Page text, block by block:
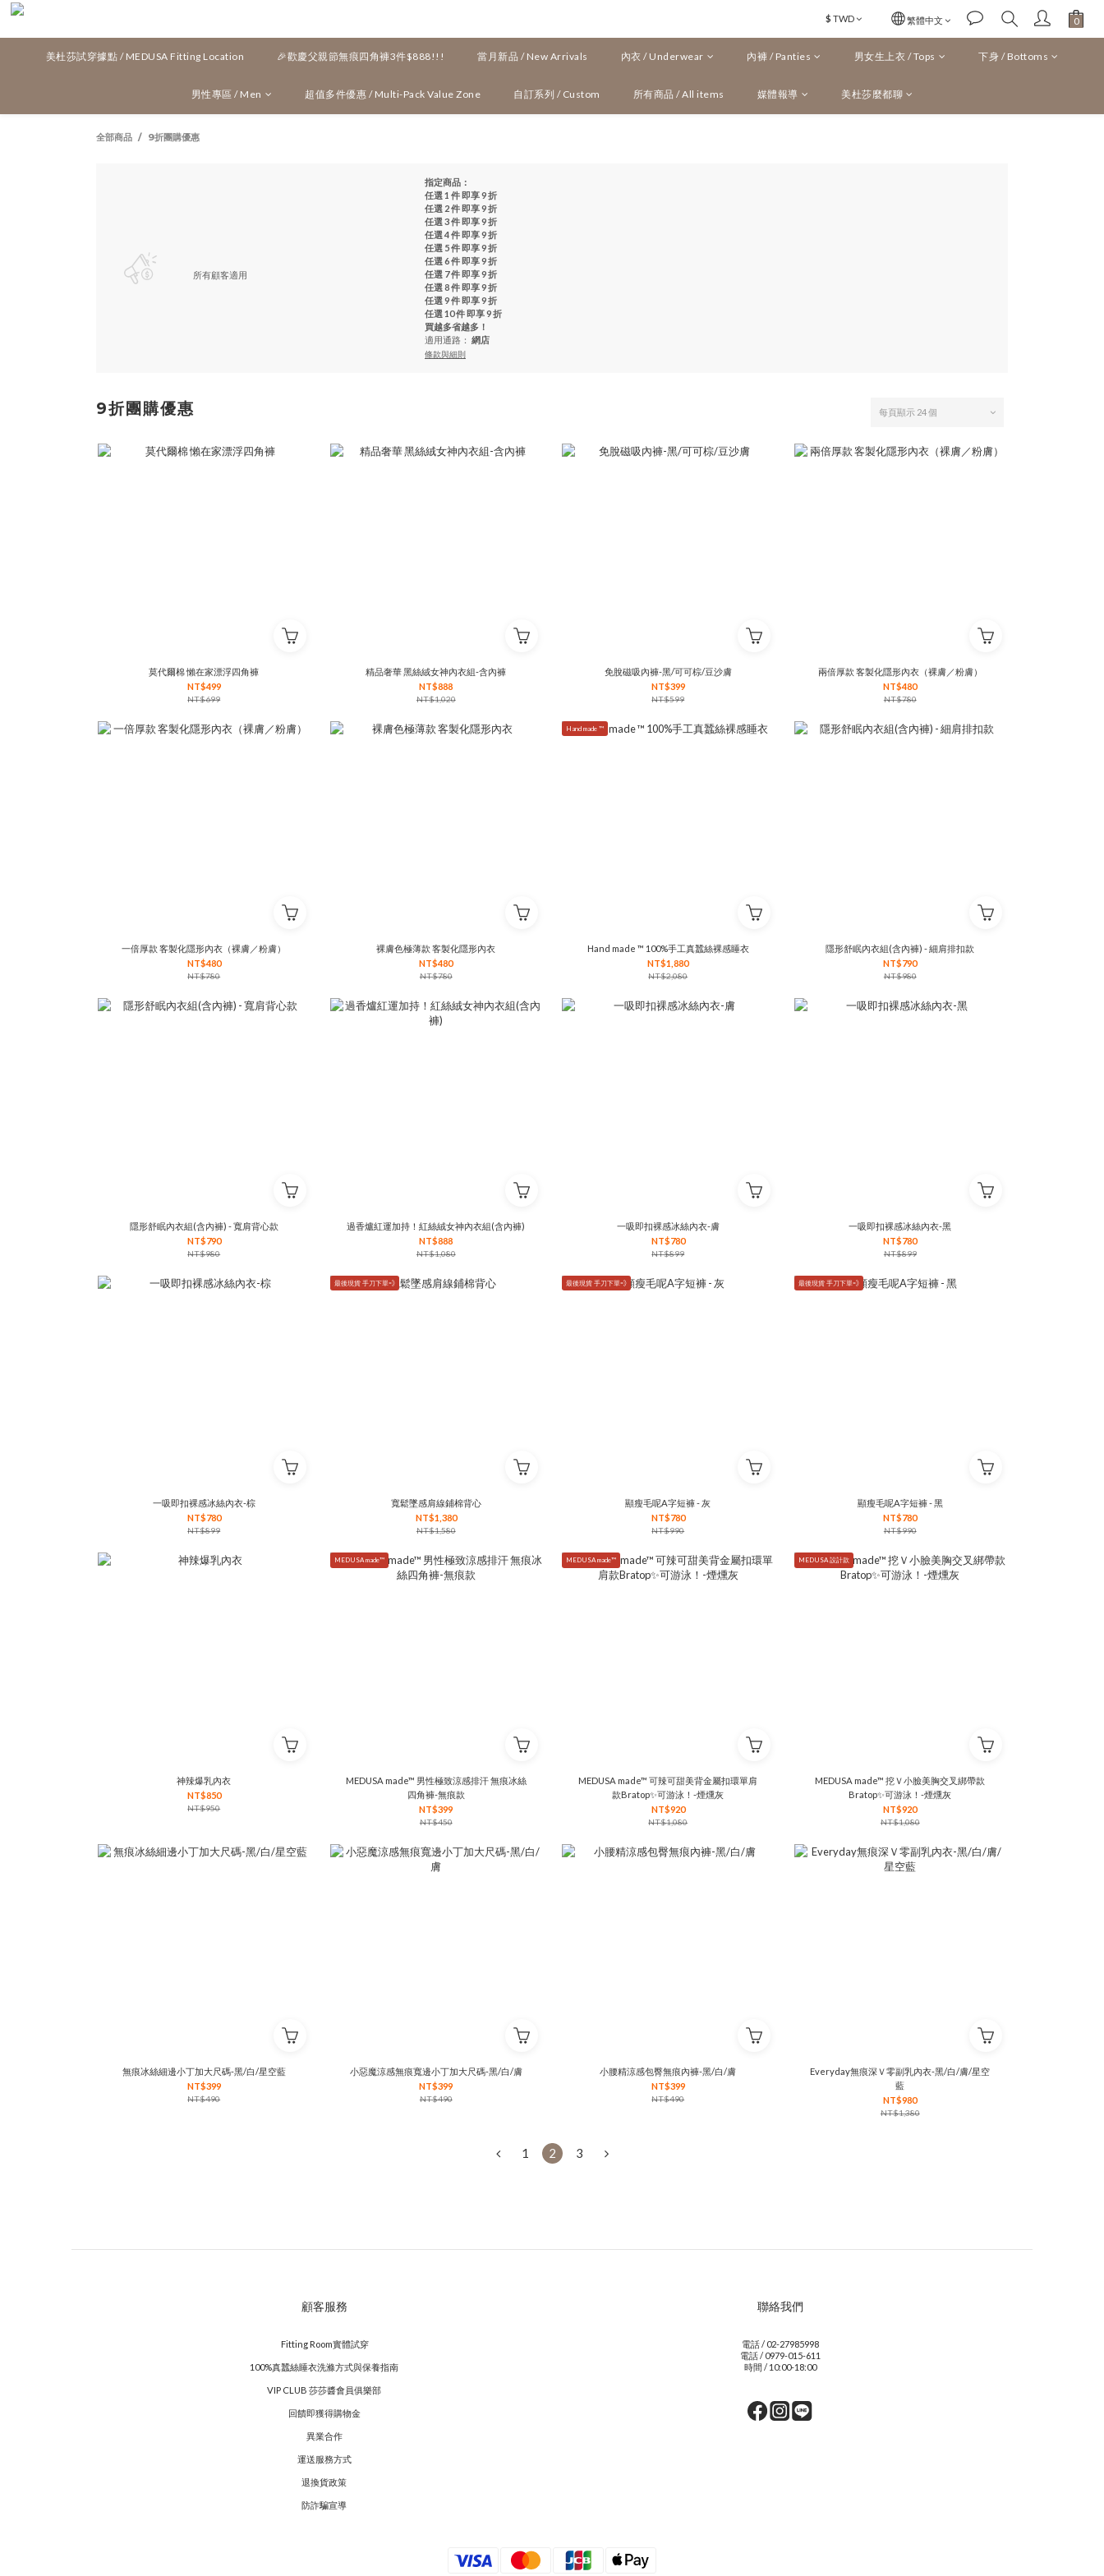
$ TWD 繁體中文
美杜莎試穿據點 / MEDUSA Fitting Location 🎉歡慶父親節無痕四角褲3件$888!!! 當月新品 / New Arrivals 內衣 / Underwear 內褲 / Panties 男女生上衣 / Tops 下身 / Bottoms
男性專區 / Men 超值多件優惠 / Multi-Pack Value Zone 自訂系列 / Custom 所有商品 / All items 媒體報導 美杜莎麼都聊
全部商品 9折團購優惠
所有顧客適用
指定商品：
任選 1 件 即享 9 折
任選 2 件 即享 9 折
任選 3 件 即享 9 折
任選 4 件 即享 9 折
任選 5 件 即享 9 折
任選 6 件 即享 9 折
任選 7 件 即享 9 折
任選 8 件 即享 9 折
任選 9 件 即享 9 折
任選 10 件 即享 9 折
買越多省越多！
適用通路： 網店
條款與細則
9折團購優惠 每頁顯示 24 個
莫代爾棉 懶在家漂浮四角褲
NT$499
NT$699
精品奢華 黑絲絨女神內衣組-含內褲
NT$888
NT$1,020
免脫磁吸內褲-黑/可可棕/豆沙膚
NT$399
NT$599
兩倍厚款 客製化隱形內衣（裸膚／粉膚）
NT$480
NT$780
一倍厚款 客製化隱形內衣（裸膚／粉膚）
NT$480
NT$780
裸膚色極薄款 客製化隱形內衣
NT$480
NT$780
Hand made ™
Hand made ™ 100%手工真蠶絲裸感睡衣
NT$1,880
NT$2,080
隱形舒眠內衣組(含內褲) - 細肩排扣款
NT$790
NT$980
隱形舒眠內衣組(含內褲) - 寬肩背心款
NT$790
NT$980
過香爐紅運加持！紅絲絨女神內衣組(含內褲)
NT$888
NT$1,080
一吸即扣裸感冰絲內衣-膚
NT$780
NT$899
一吸即扣裸感冰絲內衣-黑
NT$780
NT$899
一吸即扣裸感冰絲內衣-棕
NT$780
NT$899
最後現貨 手刀下單💨
寬鬆墜感肩線鋪棉背心
NT$1,380
NT$1,580
最後現貨 手刀下單💨
顯瘦毛呢A字短褲 - 灰
NT$780
NT$990
最後現貨 手刀下單💨
顯瘦毛呢A字短褲 - 黑
NT$780
NT$990
神辣爆乳內衣
NT$850
NT$950
MEDUSA made™
MEDUSA made™ 男性極致涼感排汗 無痕冰絲
四角褲-無痕款
NT$399
NT$450
MEDUSA made™
MEDUSA made™ 可辣可甜美背金屬扣環單肩
款Bratop✨可游泳！-煙燻灰
NT$920
NT$1,080
MEDUSA 設計款
MEDUSA made™ 挖Ｖ小臉美胸交叉綁帶款
Bratop✨可游泳！-煙燻灰
NT$920
NT$1,080
無痕冰絲細邊小丁加大尺碼-黑/白/星空藍
NT$399
NT$490
小惡魔涼感無痕寬邊小丁加大尺碼-黑/白/膚
NT$399
NT$490
小腰精涼感包臀無痕內褲-黑/白/膚
NT$399
NT$490
Everyday無痕深Ｖ零副乳內衣-黑/白/膚/星空
藍
NT$980
NT$1,380
1 2 3
顧客服務
Fitting Room實體試穿
100%真蠶絲睡衣洗滌方式與保養指南
VIP CLUB 莎莎醬會員俱樂部
回饋即獲得購物金
異業合作
運送服務方式
退換貨政策
防詐騙宣導
聯絡我們
電話 / 02-27985998
電話 / 0979-015-611
時間 / 10:00-18:00